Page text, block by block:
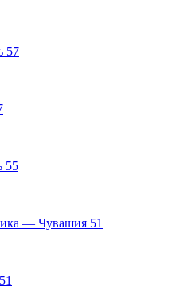
57
55
— Чувашия 51
51